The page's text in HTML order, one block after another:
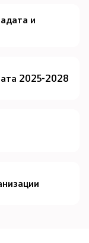
на
и
2025-2028